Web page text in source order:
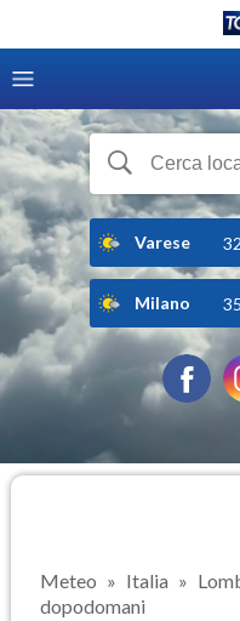
Varese
Milano
Meteo Italia
dopodomani